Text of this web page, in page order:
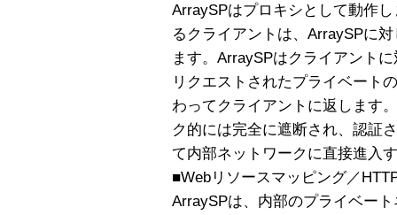
ArraySPはプロキシとして動作
るクライアントは、ArraySPに
ます。ArraySPはクライアント
リクエストされたプライベート
わってクライアントに返します
ク的には完全に遮断され、認証
て内部ネットワークに直接進入
■Webリソースマッピング／
ArraySPは、内部のプライベー